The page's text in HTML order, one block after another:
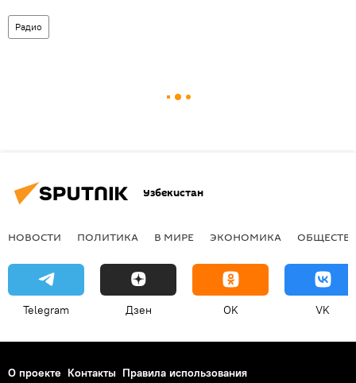
Радио
Узбекистан
НОВОСТИ ПОЛИТИКА В МИРЕ ЭКОНОМИКА
Telegram Дзен OK VK
О проекте Контакты Правила использования